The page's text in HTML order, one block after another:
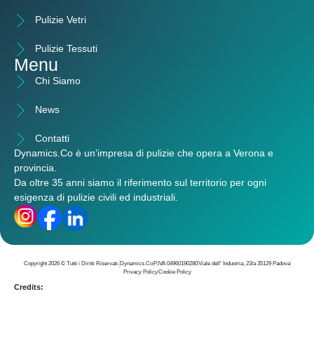
Pulizie Vetri
Pulizie Tessuti
Menu
Chi Siamo
News
Contatti
Dynamics.Co è un’impresa di pulizie che opera a Verona e
provincia.
Da oltre 35 anni siamo il riferimento sul territorio per ogni
esigenza di pulizie civili ed industriali.
Copyright 2026 © Tutti i Diritti Riservati. Dynamics.Co P.IVA 04960190280Viale dell' Industria, 23/a 35129 Padova
Privacy PolicyCookie Policy
Credits: